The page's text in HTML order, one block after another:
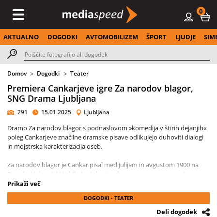
0
AKTUALNO DOGODKI AVTOMOBILIZEM ŠPORT LJUDJE
Domov Dogodki Teater
Premiera Cankarjeve igre Za narodov blagor,
SNG Drama Ljubljana
291 15.01.2025 Ljubljana
Dramo Za narodov blagor s podnaslovom »komedija v štirih dejanjih«
poleg Cankarjeve značilne dramske pisave odlikujejo duhoviti dialogi
in mojstrska karakterizacija oseb.
Za narodov blagor je Cankar pisal med julijem in avgustom 1900 na
Dunaju. V drami, ki je bila (za takratne čase razmeroma pozno)
objavljena marca 1901, spoznamo izprijena občinska svetnika in
deželna poslanca, Grozda in Grudna. Pod pretvezo dela za narodov
blagor si vsak zase prizadevata, da bi pridobila na svojo stran bogataša
Gornika. Ta bi jima namreč koristil na poti do položaja ministra ali vsaj
Prikaži več
DOGODKI - TEATER
Deli dogodek